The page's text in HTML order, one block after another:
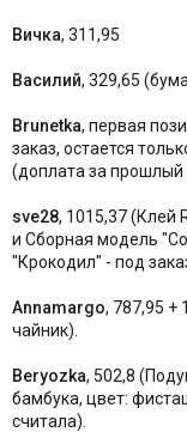
Вичка, 311,95
Василий, 329,65
Brunetka, первая
заказ, остается
(доплата за прошлый
sve28, 1015,37 (Клей
и Сборная модель
"Крокодил" - под
Annamargo, 787,95 +
чайник).
Beryozka, 502,8
бамбука, цвет:
считала).